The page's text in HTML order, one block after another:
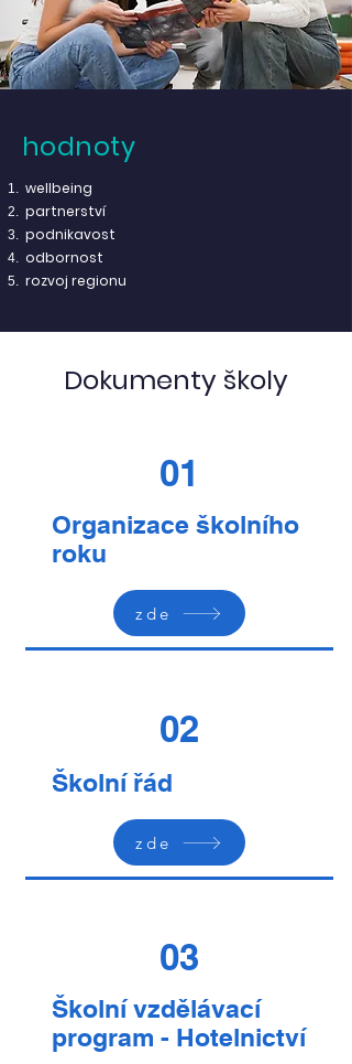
hodnoty
wellbeing
partnerství
podnikavost
odbornost
rozvoj regionu
Dokumenty školy
01
Organizace školního
roku
zde
02
Školní řád
zde
03
Školní vzdělávací
program - Hotelnictví